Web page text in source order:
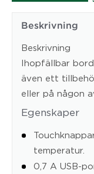
Beskrivning
Beskrivning
Ihopfällbar
även ett
eller på någon
Egenskaper
temperatur.
0,7 A USB-